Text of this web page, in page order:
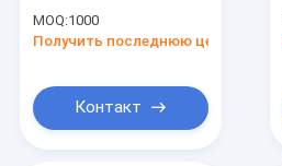
охлаждая подушку
силикона
MOQ:1000
Получить последнюю цену
Контакт